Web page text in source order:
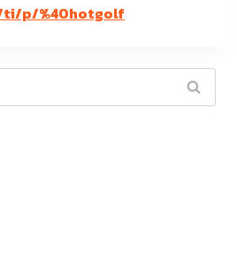
p/%40hotgolf